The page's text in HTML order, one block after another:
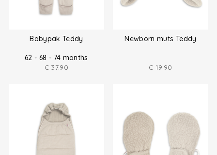
Babypak Teddy
62 - 68 - 74 months
€ 37.90
Newborn muts Teddy
€ 19.90